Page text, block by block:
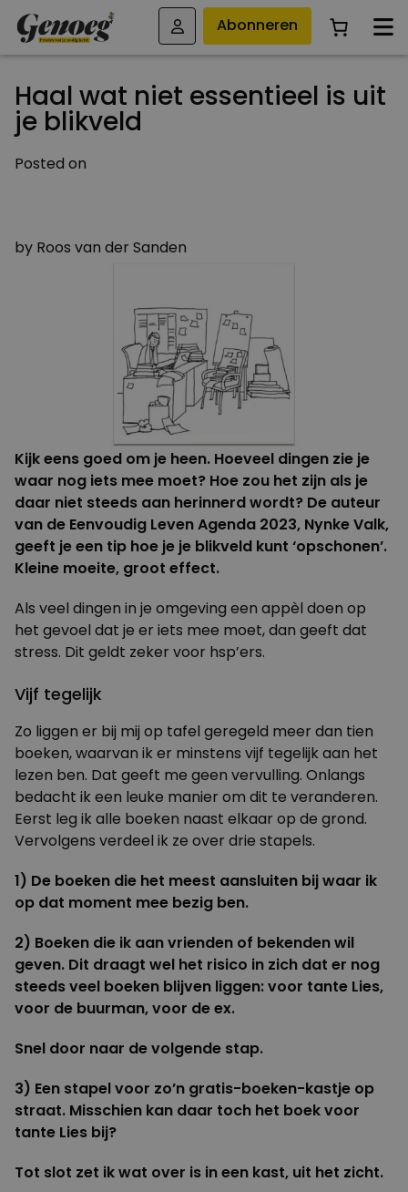
Abonneren
Haal wat niet essentieel is uit
je blikveld
Posted on
by Roos van der Sanden
Kijk eens goed om je heen. Hoeveel dingen zie je
waar nog iets mee moet? Hoe zou het zijn als je
daar niet steeds aan herinnerd wordt? De auteur
van de Eenvoudig Leven Agenda 2023, Nynke Valk,
geeft je een tip hoe je je blikveld kunt ‘opschonen’.
Kleine moeite, groot effect.
Als veel dingen in je omgeving een appèl doen op
het gevoel dat je er iets mee moet, dan geeft dat
stress. Dit geldt zeker voor hsp’ers.
Vijf tegelijk
Zo liggen er bij mij op tafel geregeld meer dan tien
boeken, waarvan ik er minstens vijf tegelijk aan het
lezen ben. Dat geeft me geen vervulling. Onlangs
bedacht ik een leuke manier om dit te veranderen.
Eerst leg ik alle boeken naast elkaar op de grond.
Vervolgens verdeel ik ze over drie stapels.
1) De boeken die het meest aansluiten bij waar ik
op dat moment mee bezig ben.
2) Boeken die ik aan vrienden of bekenden wil
geven. Dit draagt wel het risico in zich dat er nog
steeds veel boeken blijven liggen: voor tante Lies,
voor de buurman, voor de ex.
Snel door naar de volgende stap.
3) Een stapel voor zo’n gratis-boeken-kastje op
straat. Misschien kan daar toch het boek voor
tante Lies bij?
Tot slot zet ik wat over is in een kast, uit het zicht.